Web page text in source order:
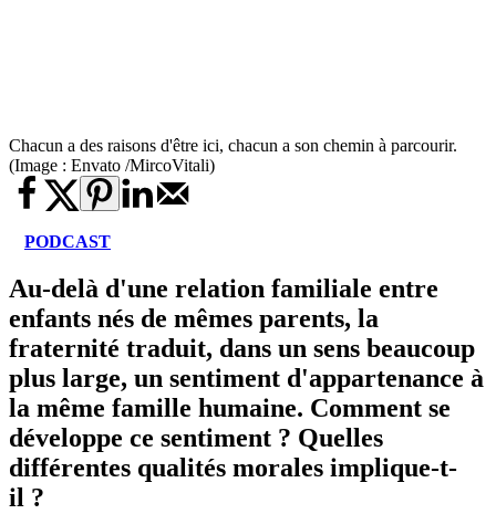
Chacun a des raisons d'être ici, chacun a son chemin à parcourir.
(Image : Envato /MircoVitali)
PODCAST
Au-delà d'une relation familiale entre
enfants nés de mêmes parents, la
fraternité traduit, dans un sens beaucoup
plus large, un sentiment d'appartenance à
la même famille humaine. Comment se
développe ce sentiment ? Quelles
différentes qualités morales implique-t-
il ?